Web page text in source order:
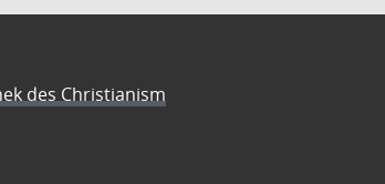
des Christianism